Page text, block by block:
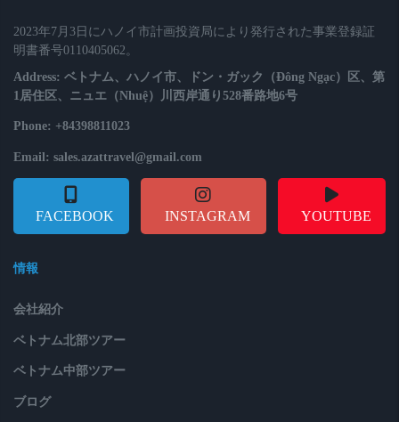
2023年7月3日にハノイ市計画投資局により発行された事業登録証
明書番号0110405062。
Address: ベトナム、ハノイ市、ドン・ガック（Đông Ngạc）区、第
1居住区、ニュエ（Nhuệ）川西岸通り528番路地6号
Phone: +84398811023
Email: sales.azattravel@gmail.com
FACEBOOK INSTAGRAM YOUTUBE
情報
会社紹介
ベトナム北部ツアー
ベトナム中部ツアー
ブログ